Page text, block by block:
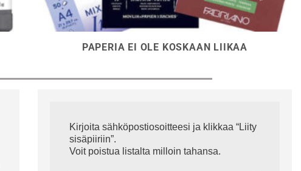
PAPERIA EI OLE KOSKAAN LIIKAA
Kirjoita sähköpostiosoitteesi ja klikkaa “Liity
sisäpiiriin”.
Voit poistua listalta milloin tahansa.